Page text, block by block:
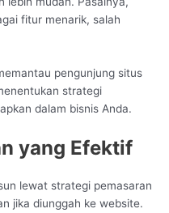
fitur menarik, salah
pengunjung situs
strategi
dalam bisnis Anda.
yang Efektif
lewat strategi pemasaran
jika diunggah ke website.